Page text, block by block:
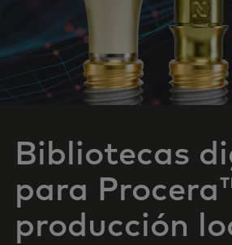
Bibliotecas
para
producción